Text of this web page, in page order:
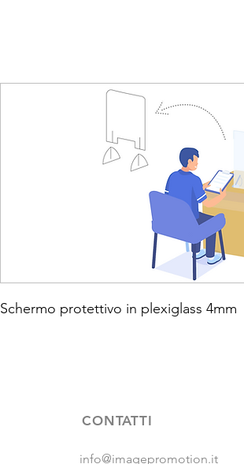
Schermo protettivo in plexiglass 4mm
CONTATTI
info@imagepromotion.it